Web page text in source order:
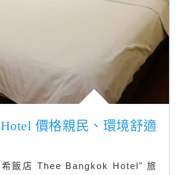
價格親民、環境舒適
希飯店 Thee Bangkok Hotel" 旅